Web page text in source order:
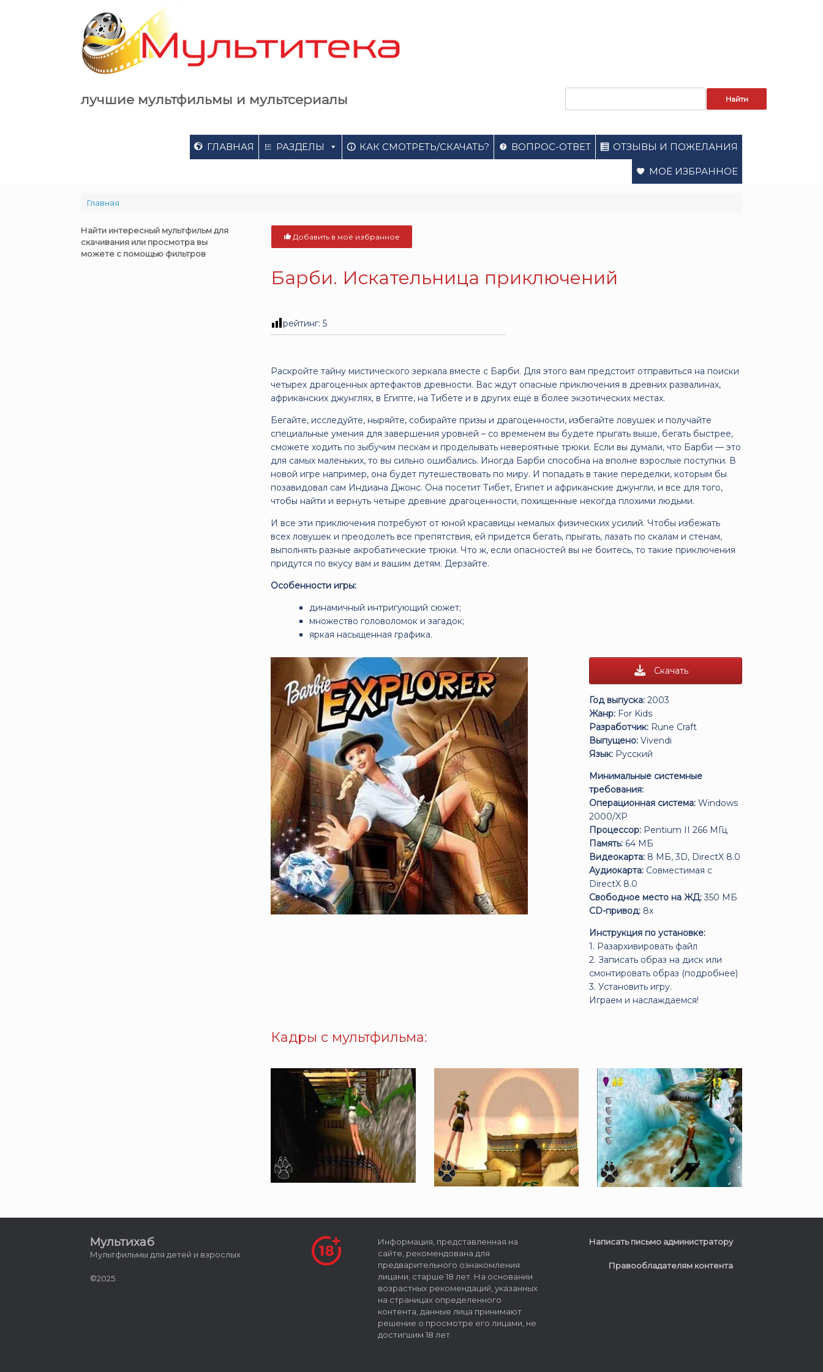
лучшие мультфильмы и мультсериалы
ГЛАВНАЯ РАЗДЕЛЫ КАК СМОТРЕТЬ/СКАЧАТЬ? ВОПРОС-ОТВЕТ ОТЗЫВЫ И ПОЖЕЛАНИЯ
МОЁ ИЗБРАННОЕ
Главная
Добавить в моё избранное
Барби. Искательница приключений
рейтинг:5
Раскройте тайну мистического зеркала вместе с Барби. Для этого вам предстоит отправиться на поиски
четырех драгоценных артефактов древности. Вас ждут опасные приключения в древних развалинах,
африканских джунглях, в Египте, на Тибете и в других ещё в более экзотических местах.
Бегайте, исследуйте, ныряйте, собирайте призы и драгоценности, избегайте ловушек и получайте
специальные умения для завершения уровней – со временем вы будете прыгать выше, бегать быстрее,
сможете ходить по зыбучим пескам и проделывать невероятные трюки. Если вы думали, что Барби — это
для самых маленьких, то вы сильно ошибались. Иногда Барби способна на вполне взрослые поступки. В
новой игре например, она будет путешествовать по миру. И попадать в такие переделки, которым бы
позавидовал сам Индиана Джонс. Она посетит Тибет, Египет и африканские джунгли, и все для того,
чтобы найти и вернуть четыре древние драгоценности, похищенные некогда плохими людьми.
И все эти приключения потребуют от юной красавицы немалых физических усилий. Чтобы избежать
всех ловушек и преодолеть все препятствия, ей придется бегать, прыгать, лазать по скалам и стенам,
выполнять разные акробатические трюки. Что ж, если опасностей вы не боитесь, то такие приключения
придутся по вкусу вам и вашим детям. Дерзайте.
Особенности игры:
динамичный интригующий сюжет;
множество головоломок и загадок;
яркая насыщенная графика.
Скачать
Год выпуска: 2003
Жанр: For Kids
Разработчик: Rune Craft
Выпущено:Vivendi
Язык: Русский
Минимальные системные
требования:
Операционная система:Windows
2000/XP
Процессор: Pentium II 266 МГц
Память: 64 МБ
Видеокарта: 8 МБ, 3D, DirectX 8.0
Аудиокарта: Совместимая с
DirectX 8.0
Свободное место на ЖД:350 МБ
CD-привод: 8х
Инструкция по установке:
1. Разархивировать файл
2. Записать образ на диск или
смонтировать образ (подробнее)
3. Установить игру.
Играем и наслаждаемся!
Кадры с мультфильма:
Найти интересный мультфильм для
скачивания или просмотра вы
можете с помощью фильтров
Мультихаб
Мультфильмы для детей и взрослых
©2025
Информация, представленная на
сайте, рекомендована для
предварительного ознакомления
лицами, старше 18 лет. На основании
возрастных рекомендаций, указанных
на страницах определенного
контента, данные лица принимают
решение о просмотре его лицами, не
достигшим 18 лет.
Написать письмо администратору
Правообладателям контента